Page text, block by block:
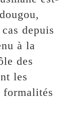
depuis
à la
des
les
formalités